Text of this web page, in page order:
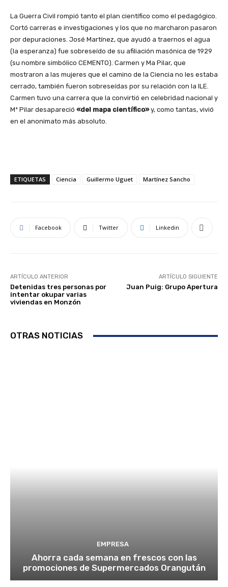
La Guerra Civil rompió tanto el plan científico como el pedagógico.
Cortó carreras e investigaciones y los que no marcharon pasaron
por depuraciones. José Martínez, que ayudó a traernos el agua
(la esperanza) fue sobreseído de su afiliación masónica de 1929
(su nombre simbólico CEMENTO). Carmen y Ma Pilar, que
mostraron a las mujeres que el camino de la Ciencia no les estaba
cerrado, también fueron sobreseídas por su relación con la ILE.
Carmen tuvo una carrera que la convirtió en celebridad nacional y
Mª Pilar desapareció «del mapa científico»y, como tantas, vivió
en el anonimato más absoluto.
ETIQUETAS Ciencia Guillermo Uguet Martínez Sancho
Facebook Twitter Linkedin
ARTÍCULO ANTERIOR
Detenidas tres personas por
intentar okupar varias
viviendas en Monzón
ARTÍCULO SIGUIENTE
Juan Puig: Grupo Apertura
OTRAS NOTICIAS
EMPRESA
Ahorra cada semana en frescos con las
promociones de Supermercados Orangután